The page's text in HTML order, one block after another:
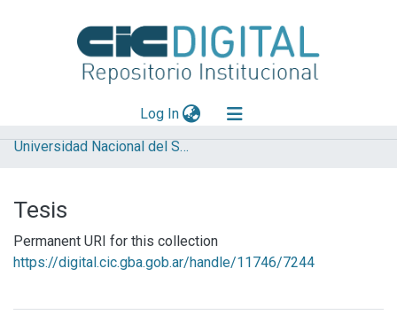
Log In(current)
Explorar
Aportar material
Statistics
Universidad Nacional del Sur (UNS)
Tesis
Permanent URI for this collection
https://digital.cic.gba.gob.ar/handle/11746/7244